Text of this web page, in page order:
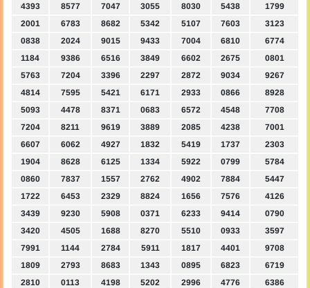
4393
8577 7047 3055 8030 5438
1799
2001
6783 8682 5342 5107 7603
3123
0838
2024 9015 9433 7004 6810
6774
1184
9386 6516 3849 6602 2675
0801
5763
7204 3396 2297 2872 9034
9267
4814
7595 5421 6171 2933 0866
8928
5093
4478 8371 0683 6572 4548
7708
7204
8211 9619 3889 2085 4238
7001
6607
6062 4927 1832 5419 1737
2303
1904
8628 6125 1334 5922 0799
5784
0860
7837 1557 2762 4902 7884
5447
1722
6453 2329 8824 1656 7576
4126
3439
9230 5908 0371 6233 9414
0790
3420
4505 1688 8270 5510 0933
3597
7991
1144 2784 5911 1817 4401
9708
1809
2793 8683 1343 0895 6823
6719
2810
0113 4198 5202 2996 4776
6386